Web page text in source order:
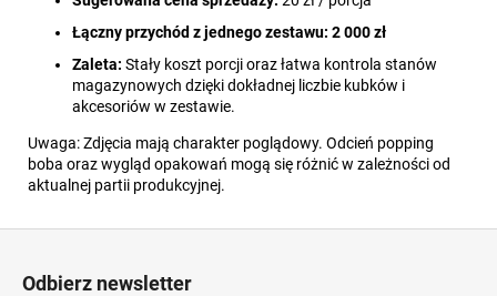
Łączny przychód z jednego zestawu: 2 000 zł
Zaleta: Stały koszt porcji oraz łatwa kontrola stanów
magazynowych dzięki dokładnej liczbie kubków i
akcesoriów w zestawie.
Uwaga: Zdjęcia mają charakter poglądowy. Odcień popping
boba oraz wygląd opakowań mogą się różnić w zależności od
aktualnej partii produkcyjnej.
Odbierz newsletter